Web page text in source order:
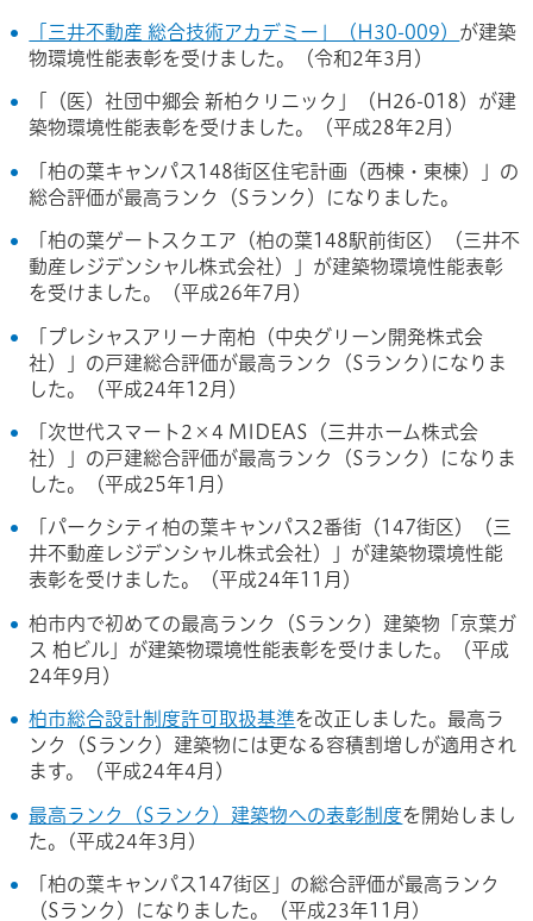
「三井不動産 総合技術アカデミー」（H30-009） が建築
物環境性能表彰を受けました。（令和2年3月）
「（医）社団中郷会 新柏クリニック」（H26-018）が建
築物環境性能表彰を受けました。（平成28年2月）
「柏の葉キャンパス148街区住宅計画（西棟・東棟）」の
総合評価が最高ランク（Sランク）になりました。
「柏の葉ゲートスクエア（柏の葉148駅前街区）（三井不
動産レジデンシャル株式会社）」が建築物環境性能表彰
を受けました。（平成26年7月）
「プレシャスアリーナ南柏（中央グリーン開発株式会
社）」の戸建総合評価が最高ランク（Sランク)になりま
した。（平成24年12月）
「次世代スマート2×4 MIDEAS（三井ホーム株式会
社）」の戸建総合評価が最高ランク（Sランク）になりま
した。（平成25年1月）
「パークシティ柏の葉キャンパス2番街（147街区）（三
井不動産レジデンシャル株式会社）」が建築物環境性能
表彰を受けました。（平成24年11月）
柏市内で初めての最高ランク（Sランク）建築物「京葉ガ
ス 柏ビル」が建築物環境性能表彰を受けました。（平成
24年9月）
柏市総合設計制度許可取扱基準を改正しました。最高ラ
ンク（Sランク）建築物には更なる容積割増しが適用され
ます。（平成24年4月）
最高ランク（Sランク）建築物への表彰制度を開始しまし
た。(平成24年3月)
「柏の葉キャンパス147街区」の総合評価が最高ランク
（Sランク）になりました。（平成23年11月)